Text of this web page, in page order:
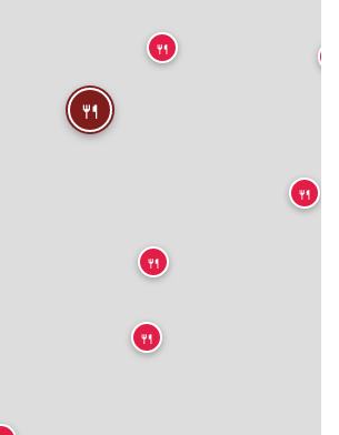
🍴
🍴
🍴
🍴
🍴